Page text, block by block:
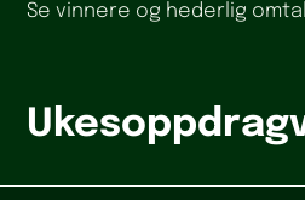
Se vinnere og hederlig